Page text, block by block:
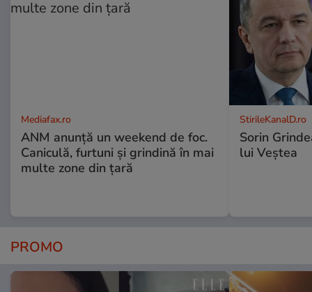
Mediafax.ro
ANM anunță un weekend de foc.
Caniculă, furtuni și grindină în mai
multe zone din țară
StirileKanalD.ro
Sorin
lui Veștea
PROMO